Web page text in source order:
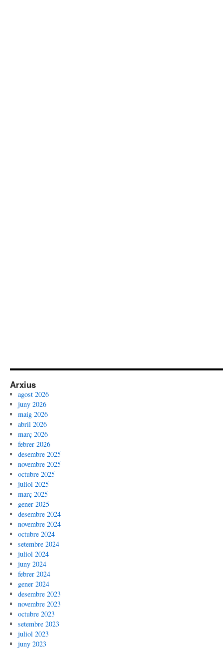
Arxius
agost 2026
juny 2026
maig 2026
abril 2026
març 2026
febrer 2026
desembre 2025
novembre 2025
octubre 2025
juliol 2025
març 2025
gener 2025
desembre 2024
novembre 2024
octubre 2024
setembre 2024
juliol 2024
juny 2024
febrer 2024
gener 2024
desembre 2023
novembre 2023
octubre 2023
setembre 2023
juliol 2023
juny 2023